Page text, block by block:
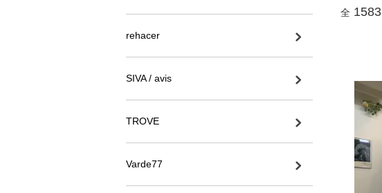
全 1583
rehacer
SIVA / avis
TROVE
Varde77